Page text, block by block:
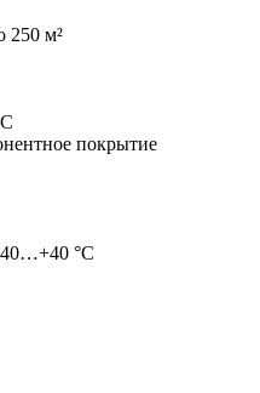
250 м²
покрытие
°C